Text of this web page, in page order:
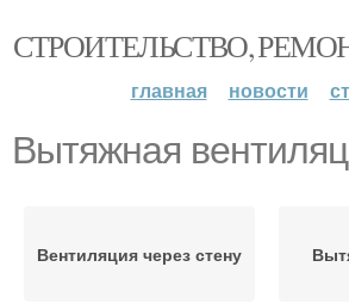
СТРОИТЕЛЬСТВО,
главная новости
Вытяжная
Вентиляция через стену